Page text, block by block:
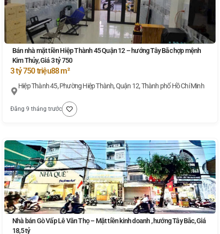
Bán nhà mặt tiền Hiệp Thành 45 Quận 12 – hướng Tây Bắc hợp mệnh
Kim Thủy, Giá 3 tỷ 750
3 tỷ 750 triệu88 m²
Hiệp Thành 45, Phường Hiệp Thành, Quận 12, Thành phố Hồ Chí Minh
Đăng 9 tháng trước
Nhà bán Gò Vấp Lê Văn Thọ – Mặt tiền kinh doanh , hướng Tây Bắc, Giá
18,5 tỷ